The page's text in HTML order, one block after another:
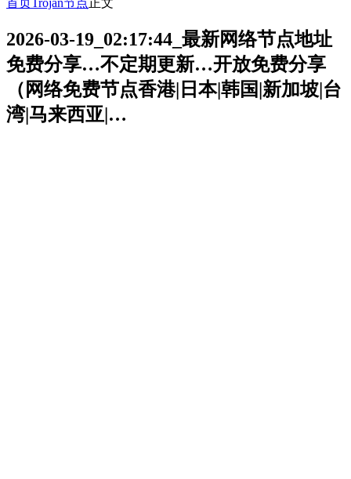
2026-03-19_02:17:44_最新网络节点地址
免费分享…不定期更新…开放免费分享
（网络免费节点香港|日本|韩国|新加坡|台
湾|马来西亚|…